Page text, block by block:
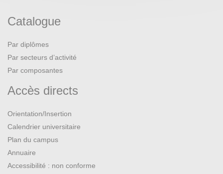
Catalogue
Par diplômes
Par secteurs d’activité
Par composantes
Accès directs
Orientation/Insertion
Calendrier universitaire
Plan du campus
Annuaire
Accessibilité : non conforme